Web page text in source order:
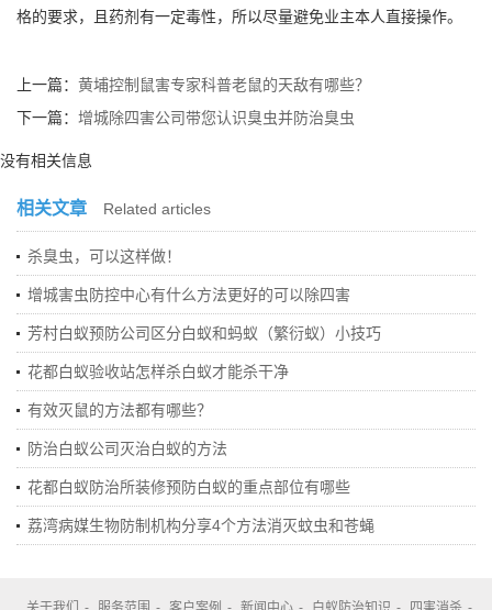
格的要求，且药剂有一定毒性，所以尽量避免业主本人直接操作。
上一篇： 黄埔控制鼠害专家科普老鼠的天敌有哪些？
下一篇： 增城除四害公司带您认识臭虫并防治臭虫
没有相关信息
相关文章 Related articles
杀臭虫，可以这样做！
增城害虫防控中心有什么方法更好的可以除四害
芳村白蚁预防公司区分白蚁和蚂蚁（繁衍蚁）小技巧
花都白蚁验收站怎样杀白蚁才能杀干净
有效灭鼠的方法都有哪些？
防治白蚁公司灭治白蚁的方法
花都白蚁防治所装修预防白蚁的重点部位有哪些
荔湾病媒生物防制机构分享4个方法消灭蚊虫和苍蝇